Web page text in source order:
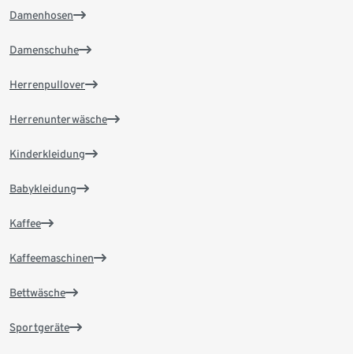
Damenhosen
Damenschuhe
Herrenpullover
Herrenunterwäsche
Kinderkleidung
Babykleidung
Kaffee
Kaffeemaschinen
Bettwäsche
Sportgeräte